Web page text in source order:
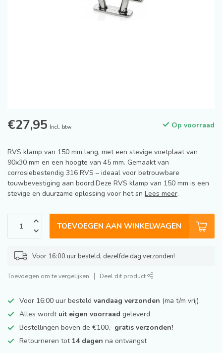
€27,95 Incl. btw Op voorraad
RVS klamp van 150 mm lang, met een stevige voetplaat van
90x30 mm en een hoogte van 45 mm. Gemaakt van
corrosiebestendig 316 RVS – ideaal voor betrouwbare
touwbevestiging aan boord.Deze RVS klamp van 150 mm is een
stevige en duurzame oplossing voor het sn Lees meer.
TOEVOEGEN AAN WINKELWAGEN
Voor 16:00 uur besteld, dezelfde dag verzonden!
Toevoegen om te vergelijken Deel dit product
Voor 16:00 uur besteld vandaag verzonden (ma t/m vrij)
Alles wordt uit eigen voorraad geleverd
Bestellingen boven de €100,- gratis verzonden!
Retourneren tot 14 dagen na ontvangst